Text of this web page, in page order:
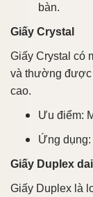
bàn.
Giấy Crystal
Giấy Crystal có
và thường được
cao.
Ưu điểm:
Ứng dụng:
Giấy Duplex dai
Giấy Duplex là